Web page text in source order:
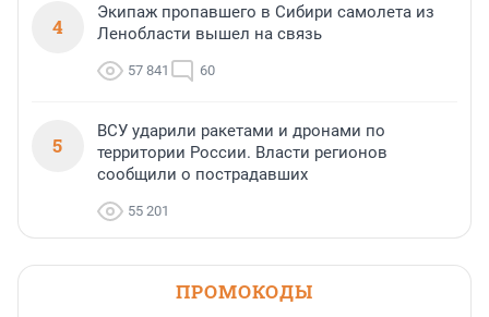
4
Экипаж пропавшего в Сибири самолета из
Ленобласти вышел на связь
57 841 60
5
ВСУ ударили ракетами и дронами по
территории России. Власти регионов
сообщили о пострадавших
55 201
ПРОМОКОДЫ